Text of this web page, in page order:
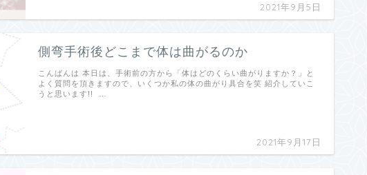
2021年9月5日
側弯手術後どこまで体は曲がるのか
2021年9月17日
こんばんは 本日は、手術前の方から「体はどのくらい曲がりますか？」と
よく質問を頂きますので、いくつか私の体の曲がり具合を笑 紹介していこ
うと思います!! …